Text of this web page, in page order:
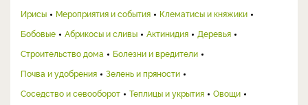
Ирисы
Мероприятия и события
Клематисы и княжики
Бобовые
Абрикосы и сливы Актинидия
Деревья
Строительство дома
Болезни и вредители
Почва и удобрения
Зелень и пряности
Соседство и севооборот
Теплицы и укрытия
Овощи